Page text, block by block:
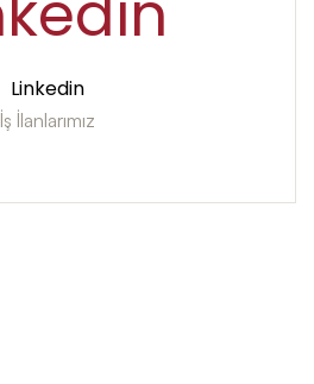
Linkedin
İş İlanlarımız